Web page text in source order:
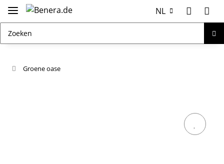
NL
Groene oase